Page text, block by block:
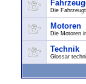
Die
Motoren
Die Motoren
Technik
Glossar